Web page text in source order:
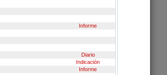
Informe
Diario
Indicación
Informe